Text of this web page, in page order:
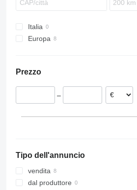
Italia
Europa
Gran Bretagna
Prezzo
–
Tipo dell'annuncio
vendita
dal produttore